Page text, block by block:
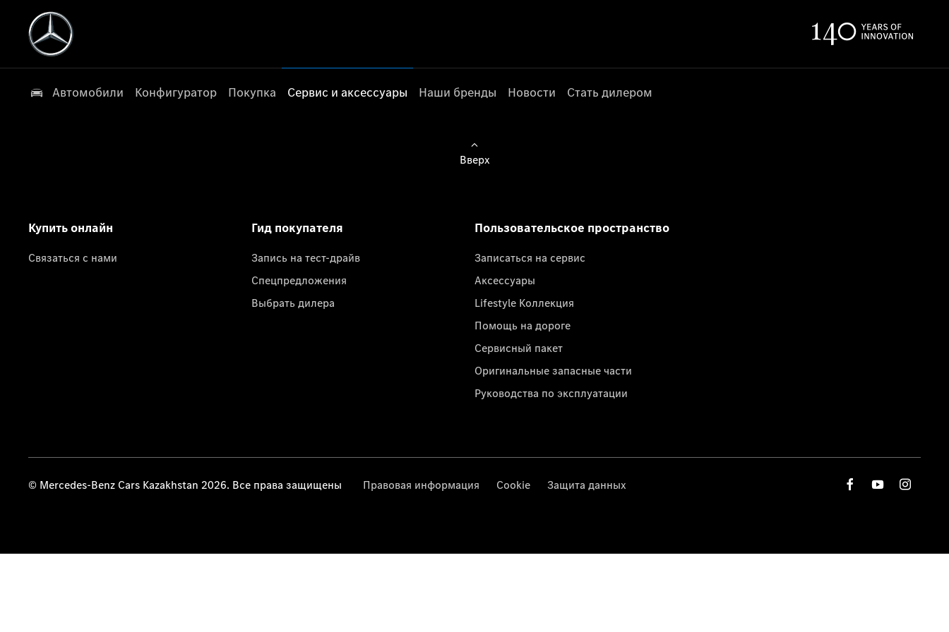
Автомобили Конфигуратор Покупка Сервис и аксессуары Наши бренды Новости Стать дилером
Вверх
Купить онлайн
Связаться с нами
Гид покупателя
Запись на тест-драйв
Спецпредложения
Выбрать дилера
Пользовательское пространство
Записаться на сервис
Аксессуары
Lifestyle Коллекция
Помощь на дороге
Сервисный пакет
Оригинальные запасные части
Руководства по эксплуатации
© Mercedes-Benz Cars Kazakhstan 2026. Все права защищены Правовая информация Cookie Защита данных